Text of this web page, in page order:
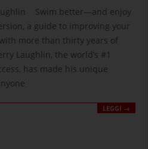
Swim better—and enjoy
a guide to improving your
more than thirty years of
Laughlin, the world’s #1
has made his unique
LEGGI →